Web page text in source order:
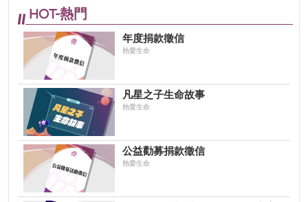
HOT-熱門
年度捐款徵信
熱愛生命
凡星之子生命故事
熱愛生命
公益勸募捐款徵信
熱愛生命